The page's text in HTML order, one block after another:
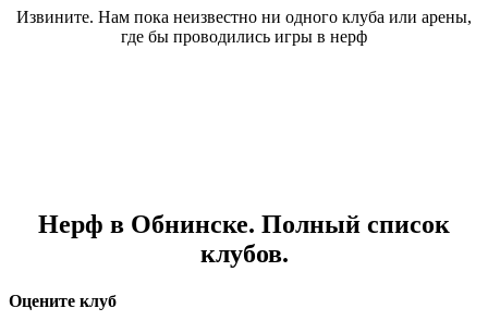
Извините. Нам пока неизвестно ни одного клуба или арены,
где бы проводились игры в нерф
Нерф в Обнинске. Полный список
клубов.
Оцените клуб